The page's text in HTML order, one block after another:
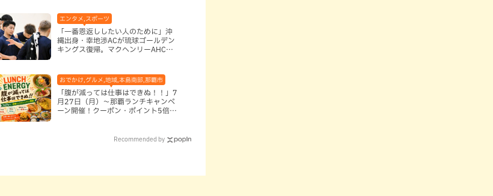
エンタメ,スポーツ
「一番恩返ししたい人のために」沖
縄出身・幸地渉ACが琉球ゴールデン
キングス復帰。マクヘンリーAHCに
ビ,ハンバーガー,ホテル,地域,本島中部,読谷村
おでかけ,グルメ,地域,本島南部,那覇市
「腹が減っては仕事はできぬ！！」7
月27日（月）〜那覇ランチキャンペ
ーン開催！クーポン・ポイント5倍・
Recommended by